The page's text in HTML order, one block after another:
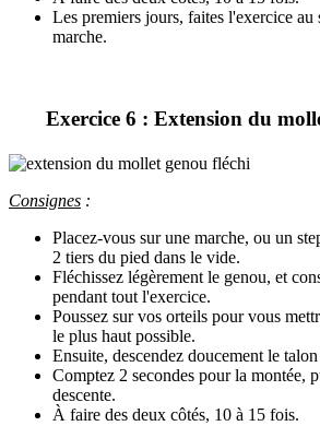
Les premiers jours, faites l'exercice au
marche.
Exercice 6 : Extension du
Consignes :
Placez-vous sur une marche, ou un
2 tiers du pied dans le vide.
Fléchissez légèrement le genou, et
pendant tout l'exercice.
Poussez sur vos orteils pour vous
le plus haut possible.
Ensuite, descendez doucement le
Comptez 2 secondes pour la montée,
descente.
À faire des deux côtés, 10 à 15 fois.